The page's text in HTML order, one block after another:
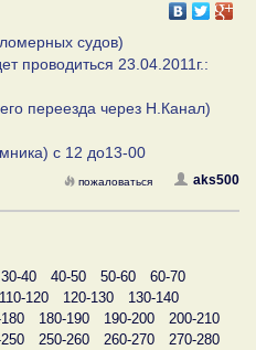
судов)
проводиться 23.04.2011г.:
переезда через Н.Канал)
с 12 до13-00
aks500
пожаловаться
30-40 40-50 50-60
60-70
110-120 120-130
130-140
180-190 190-200
200-210
250-260 260-270
270-280